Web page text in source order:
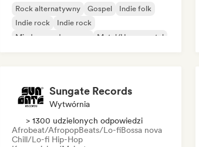
Rock alternatywny Gospel
Indie folk
Indie rock
Indie rock
Międzynarodowy rap
Metal/Heavy metal
Sungate Records
Wytwórnia
> 1300 udzielonych odpowiedzi
Afrobeat/AfropopBeats/Lo-fiBossa nova
Chill/Lo-fi Hip-Hop